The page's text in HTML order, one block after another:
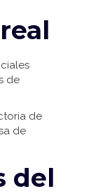
de
de
de
del